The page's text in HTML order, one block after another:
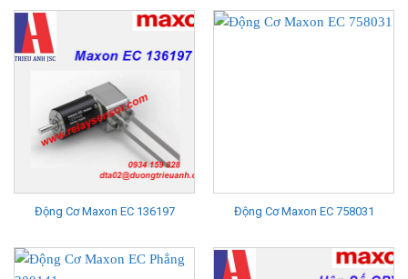
Động Cơ Maxon EC 136197 Động Cơ Maxon EC 758031